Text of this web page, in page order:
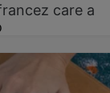
care a